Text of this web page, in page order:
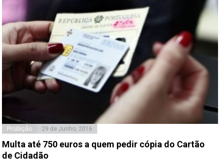
Proibição 29 de Junho, 2016
Multa até 750 euros a quem pedir cópia do Cartão
de Cidadão